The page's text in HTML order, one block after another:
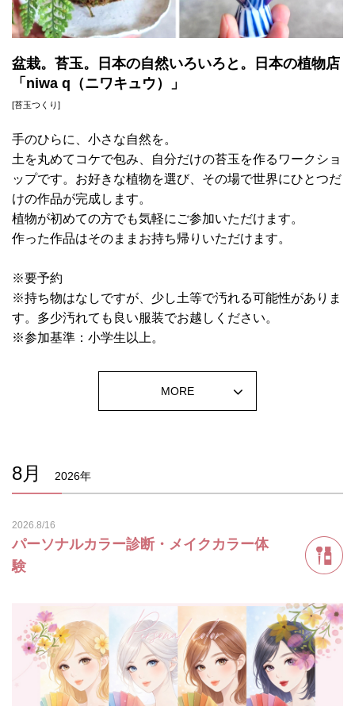
盆栽。苔玉。日本の自然いろいろと。日本の植物店
「niwa q（ニワキュウ）」
[苔玉つくり]
手のひらに、小さな自然を。
土を丸めてコケで包み、自分だけの苔玉を作るワークショ
ップです。お好きな植物を選び、その場で世界にひとつだ
けの作品が完成します。
植物が初めての方でも気軽にご参加いただけます。
作った作品はそのままお持ち帰りいただけます。
※要予約
※持ち物はなしですが、少し土等で汚れる可能性がありま
す。多少汚れても良い服装でお越しください。
※参加基準：小学生以上。
MORE
8月 2026年
2026.8/16
パーソナルカラー診断・メイクカラー体
験